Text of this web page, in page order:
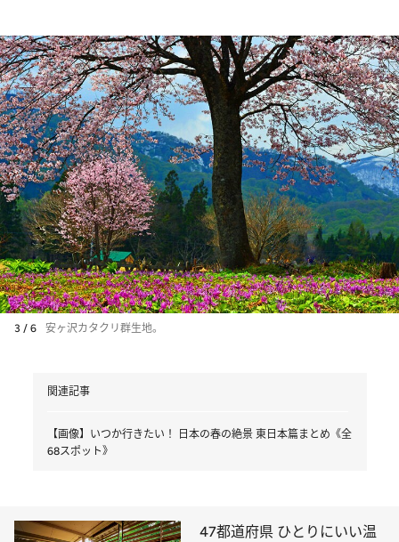
3 / 6 安ヶ沢カタクリ群生地。
関連記事
【画像】いつか行きたい！ 日本の春の絶景 東日本篇まとめ《全
68スポット》
47都道府県 ひとりにいい温